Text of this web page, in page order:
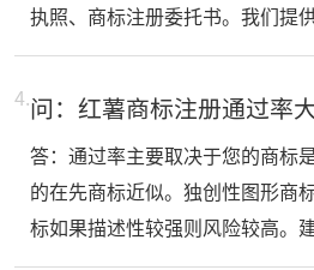
执照、商标注册委托书。我们提
4.问：红薯商标注册通过率
答：通过率主要取决于您的商标
的在先商标近似。独创性图形商
标如果描述性较强则风险较高。